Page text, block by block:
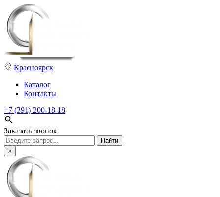
Красноярск
Каталог
Контакты
+7 (391) 200-18-18
Заказать звонок
Поиск:
×